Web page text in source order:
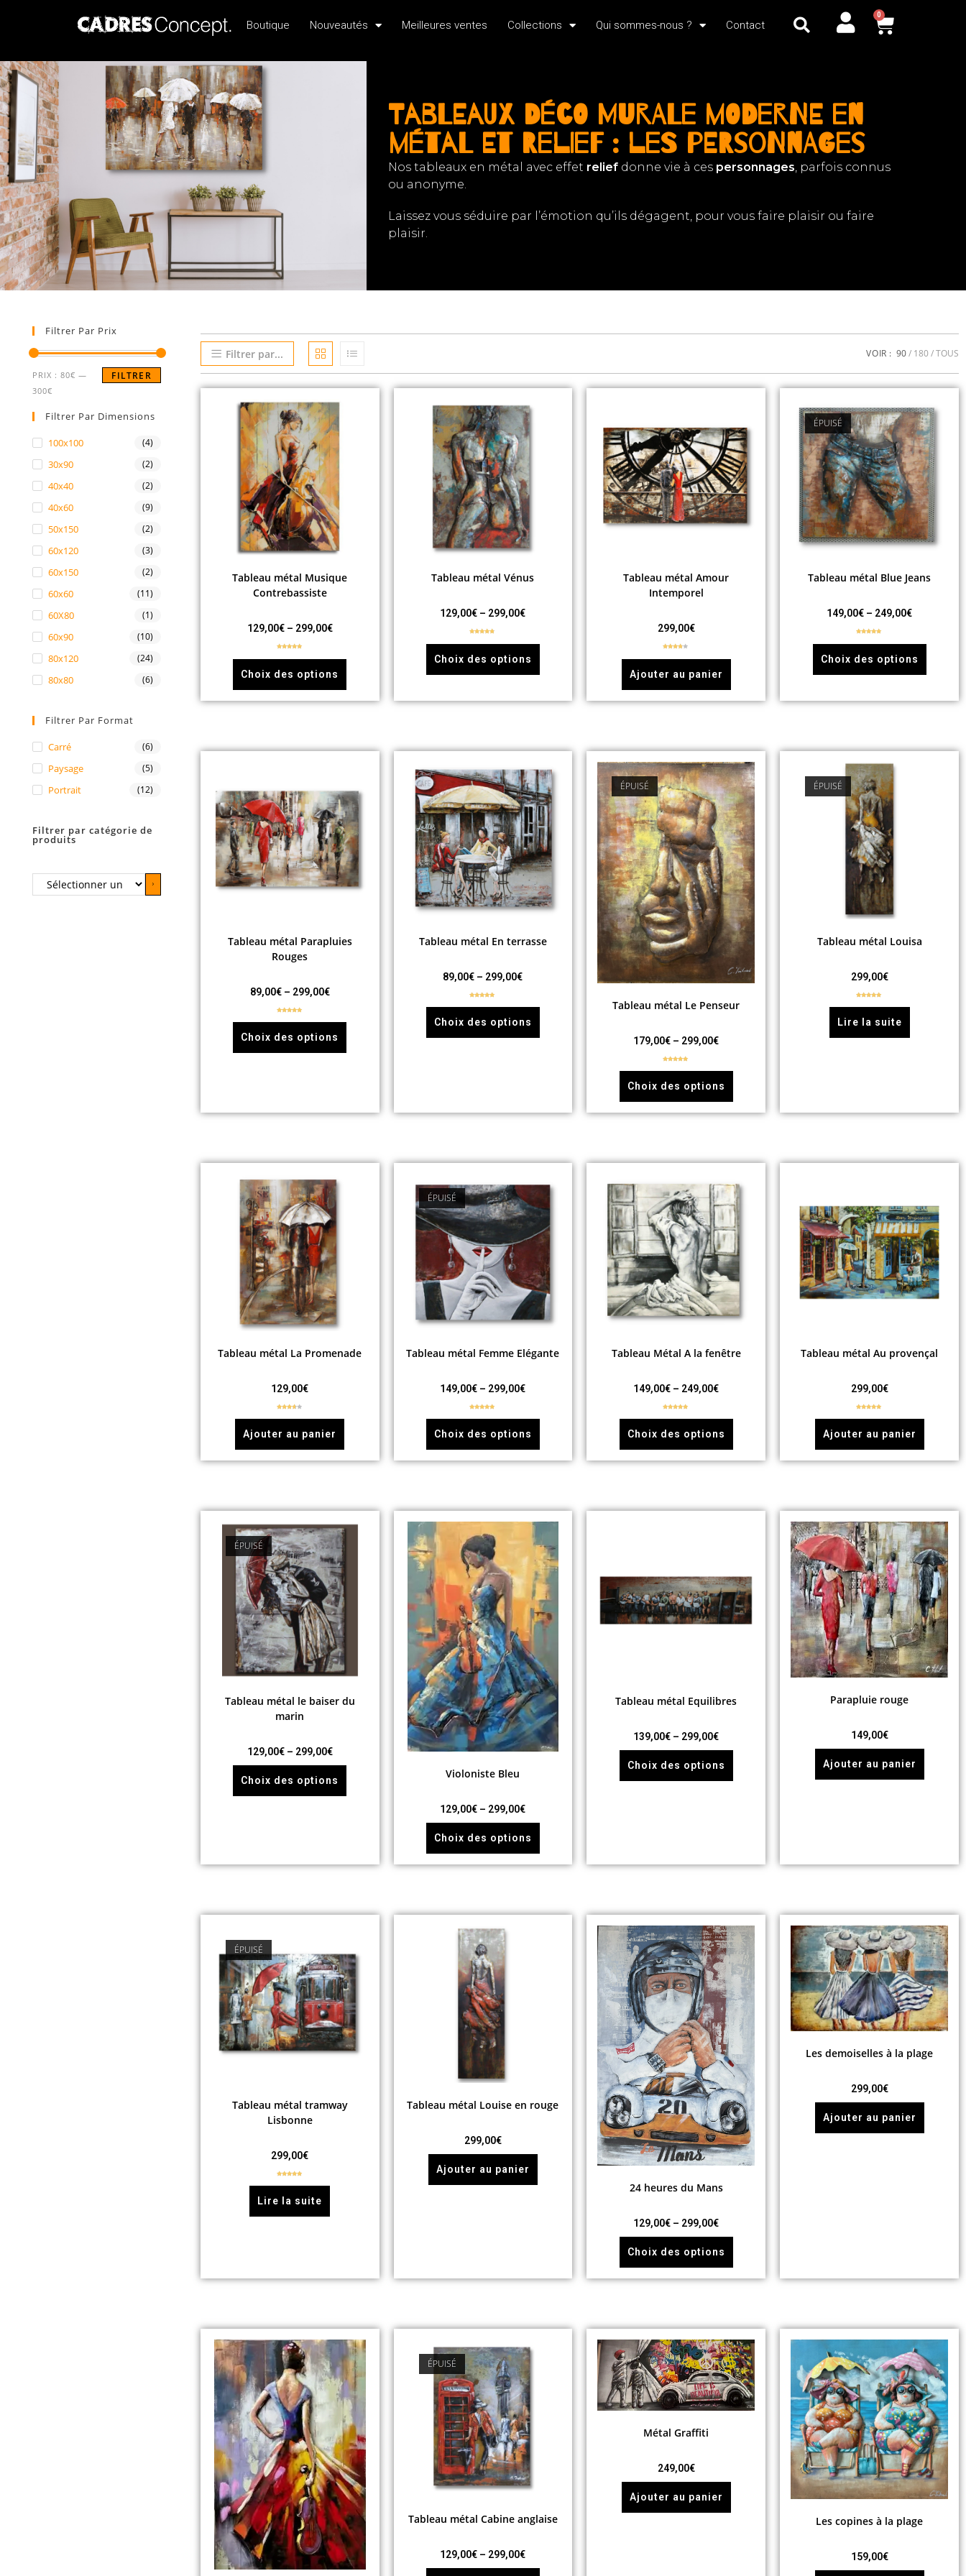
Boutique Nouveautés Meilleures ventes Collections Qui sommes-nous ? Contact
0
Tableaux déco murale moderne en
métal et relief : les personnages
Nos tableaux en métal avec effet reliefdonne vie à ces personnages, parfois connus
ou anonyme.
Laissez vous séduire par l’émotion qu’ils dégagent, pour vous faire plaisir ou faire
plaisir.
Filtrer Par Prix
FILTRER
PRIX : 80€ —
300€
Filtrer Par Dimensions
100x100 (4)
30x90 (2)
40x40 (2)
40x60 (9)
50x150 (2)
60x120 (3)
60x150 (2)
60x60 (11)
60X80 (1)
60x90 (10)
80x120 (24)
80x80 (6)
Filtrer Par Format
Carré (6)
Paysage (5)
Portrait (12)
Filtrer par catégorie de
produits
Filtrer par... VOIR : 90 180 TOUS
Tableau métal Musique
Contrebassiste
129,00€– 299,00€
Choix des options
Tableau métal Vénus
129,00€ – 299,00€
Choix des options
Tableau métal Amour
Intemporel
299,00€
Ajouter au panier
ÉPUISÉ
Tableau métal Blue Jeans
149,00€ – 249,00€
Choix des options
Tableau métal Parapluies
Rouges
89,00€– 299,00€
Choix des options
Tableau métal En terrasse
89,00€ – 299,00€
Choix des options
ÉPUISÉ
Tableau métal Le Penseur
179,00€ – 299,00€
Choix des options
ÉPUISÉ
Tableau métal Louisa
299,00€
Lire la suite
Tableau métal La Promenade
129,00€
Ajouter au panier
ÉPUISÉ
Tableau métal Femme Elégante
149,00€ – 299,00€
Choix des options
Tableau Métal A la fenêtre
149,00€ – 249,00€
Choix des options
Tableau métal Au provençal
299,00€
Ajouter au panier
ÉPUISÉ
Tableau métal le baiser du
marin
129,00€– 299,00€
Choix des options Violoniste Bleu
129,00€ – 299,00€
Choix des options
Tableau métal Equilibres
139,00€ – 299,00€
Choix des options
Parapluie rouge
149,00€
Ajouter au panier
ÉPUISÉ
Tableau métal tramway
Lisbonne
299,00€
Lire la suite
Tableau métal Louise en rouge
299,00€
Ajouter au panier
24 heures du Mans
129,00€ – 299,00€
Choix des options
Les demoiselles à la plage
299,00€
Ajouter au panier
ÉPUISÉ
Tableau métal Cabine anglaise
129,00€ – 299,00€
Métal Graffiti
249,00€
Ajouter au panier
Les copines à la plage
159,00€